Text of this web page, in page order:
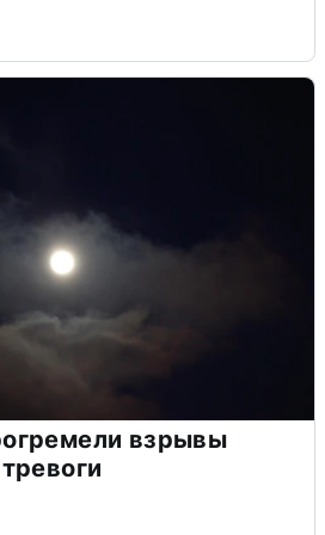
взрывы